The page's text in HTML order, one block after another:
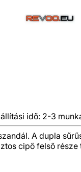
idő: 2-3
A dupla
cipő felső